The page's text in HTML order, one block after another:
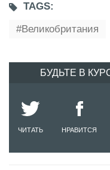
TAGS:
Великобритания
БУДЬТЕ В
ЧИТАТЬ НРАВИТСЯ